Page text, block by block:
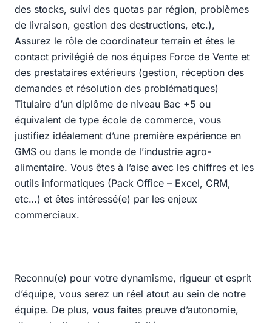
des stocks, suivi des quotas par région, problèmes
de livraison, gestion des destructions, etc.),
Assurez le rôle de coordinateur terrain et êtes le
contact privilégié de nos équipes Force de Vente et
des prestataires extérieurs (gestion, réception des
demandes et résolution des problématiques)
Titulaire d’un diplôme de niveau Bac +5 ou
équivalent de type école de commerce, vous
justifiez idéalement d’une première expérience en
GMS ou dans le monde de l’industrie agro-
alimentaire. Vous êtes à l’aise avec les chiffres et les
outils informatiques (Pack Office – Excel, CRM,
etc…) et êtes intéressé(e) par les enjeux
commerciaux.
Reconnu(e) pour votre dynamisme, rigueur et esprit
d’équipe, vous serez un réel atout au sein de notre
équipe. De plus, vous faites preuve d’autonomie,